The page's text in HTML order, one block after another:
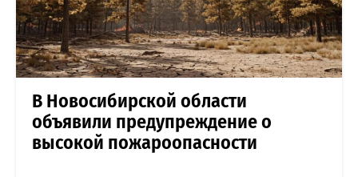
В Новосибирской области
объявили предупреждение о
высокой пожароопасности